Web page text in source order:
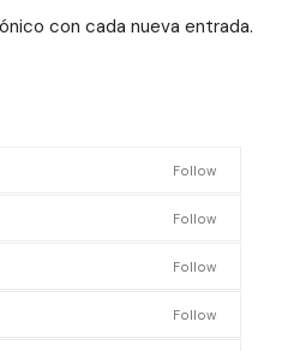
con cada nueva entrada.
Follow
Follow
Follow
Follow